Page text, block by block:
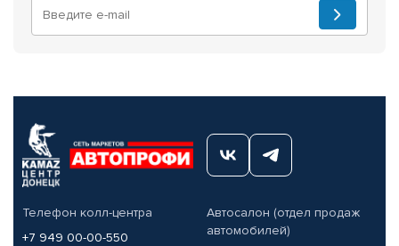
Телефон колл-центра
+7 949 00-00-550
Автосалон (отдел продаж
автомобилей)